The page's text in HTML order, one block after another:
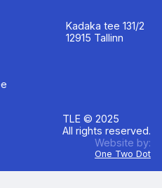
Kadaka tee 131/2
12915 Tallinn
TLE © 2025
All rights reserved.
Website by:
One Two Dot